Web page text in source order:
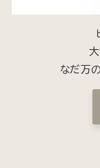
なだ万